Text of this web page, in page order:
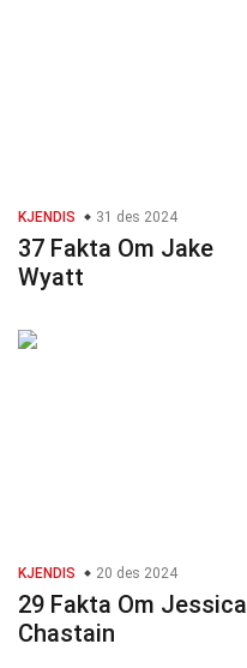
KJENDIS 31 des 2024
37 Fakta Om Jake
Wyatt
KJENDIS 20 des 2024
29 Fakta Om Jessica
Chastain